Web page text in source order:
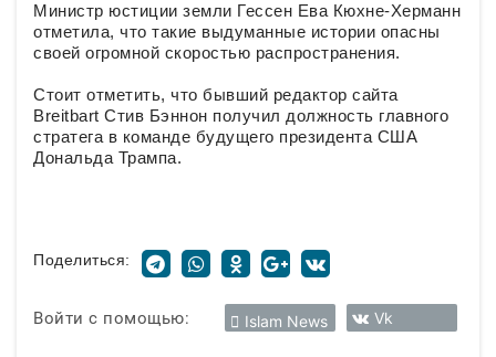
Министр юстиции земли Гессен Ева Кюхне-Херманн
отметила, что такие выдуманные истории опасны
своей огромной скоростью распространения.
Стоит отметить, что бывший редактор сайта
Breitbart Стив Бэннон получил должность главного
стратега в команде будущего президента США
Дональда Трампа.
Поделиться:
Войти с помощью: Islam News Vk